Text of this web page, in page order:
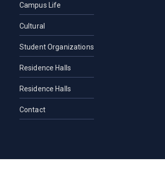
Campus Life
Cultural
Student Organizations
Residence Halls
Residence Halls
Contact